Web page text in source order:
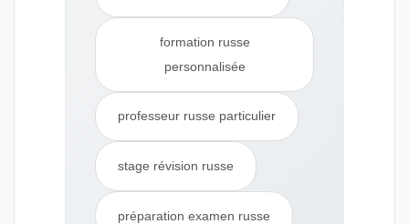
formation russe
personnalisée
professeur russe particulier
stage révision russe
préparation examen russe